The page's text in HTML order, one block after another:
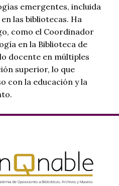
emergentes, incluida
las bibliotecas. Ha
como el Coordinador
en la Biblioteca de
docente en múltiples
superior, lo que
con la educación y la